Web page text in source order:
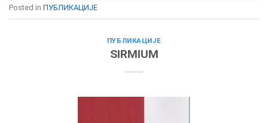
Posted in ПУБЛИКАЦИЈЕ
ПУБЛИКАЦИЈЕ
SIRMIUM